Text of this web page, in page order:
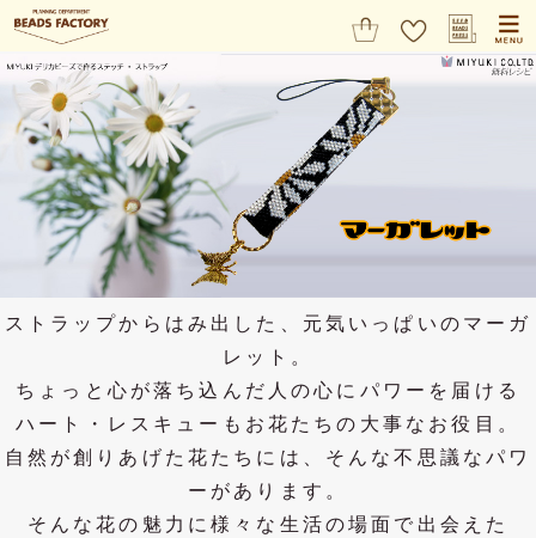
ストラップからはみ出した、元気いっぱいのマーガ
レット。
ちょっと心が落ち込んだ人の心にパワーを届ける
ハート・レスキューもお花たちの大事なお役目。
自然が創りあげた花たちには、そんな不思議なパワ
ーがあります。
そんな花の魅力に様々な生活の場面で出会えた